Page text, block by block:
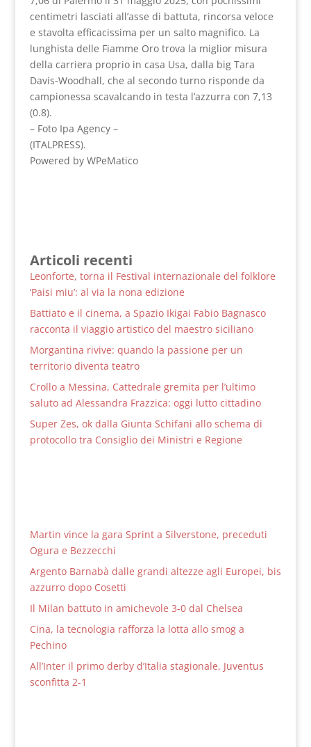
centimetri lasciati all’asse di battuta, rincorsa veloce
e stavolta efficacissima per un salto magnifico. La
lunghista delle Fiamme Oro trova la miglior misura
della carriera proprio in casa Usa, dalla big Tara
Davis-Woodhall, che al secondo turno risponde da
campionessa scavalcando in testa l’azzurra con 7,13
(0.8).
– Foto Ipa Agency –
(ITALPRESS).
Powered by WPeMatico
Articoli recenti
Leonforte, torna il Festival internazionale del folklore
‘Paisi miu’: al via la nona edizione
Battiato e il cinema, a Spazio Ikigai Fabio Bagnasco
racconta il viaggio artistico del maestro siciliano
Morgantina rivive: quando la passione per un
territorio diventa teatro
Crollo a Messina, Cattedrale gremita per l’ultimo
saluto ad Alessandra Frazzica: oggi lutto cittadino
Super Zes, ok dalla Giunta Schifani allo schema di
protocollo tra Consiglio dei Ministri e Regione
Martin vince la gara Sprint a Silverstone, preceduti
Ogura e Bezzecchi
Argento Barnabà dalle grandi altezze agli Europei, bis
azzurro dopo Cosetti
Il Milan battuto in amichevole 3-0 dal Chelsea
Cina, la tecnologia rafforza la lotta allo smog a
Pechino
All’Inter il primo derby d’Italia stagionale, Juventus
sconfitta 2-1